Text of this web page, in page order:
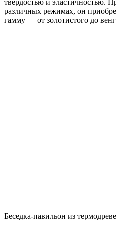
различных режимах, он
гамму — от золотистого до
Беседка-павильон из